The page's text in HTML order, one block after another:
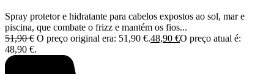
Spray protetor e hidratante para cabelos expostos ao sol, mar e
piscina, que combate o frizz e mantém os fios...
51,90€ O preço original era: 51,90 €.48,90 €O preço atual é:
48,90 €.